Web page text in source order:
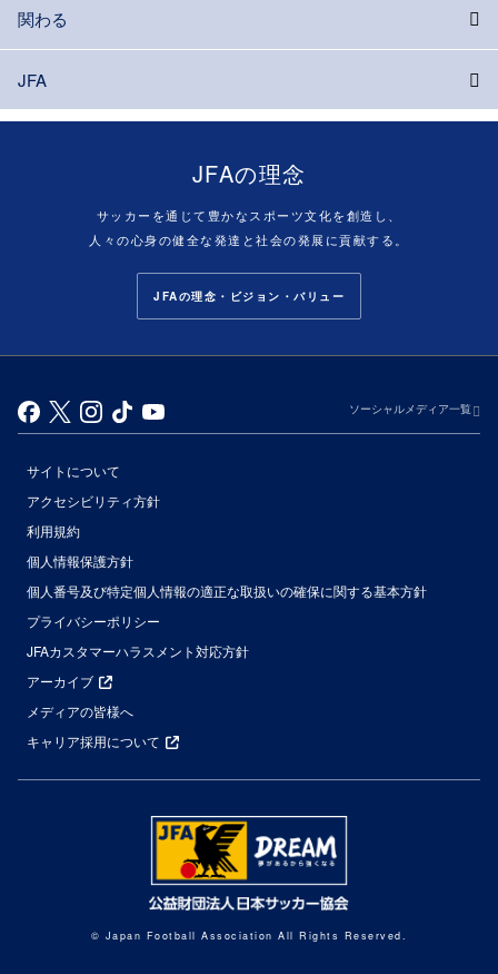
関わる
JFA
JFAの理念
サッカーを通じて豊かなスポーツ文化を創造し、
人々の心身の健全な発達と社会の発展に貢献する。
JFAの理念・ビジョン・バリュー
ソーシャルメディア一覧
サイトについて
アクセシビリティ方針
利用規約
個人情報保護方針
個人番号及び特定個人情報の適正な取扱いの確保に関する基本方針
プライバシーポリシー
JFAカスタマーハラスメント対応方針
アーカイブ
メディアの皆様へ
キャリア採用について
© Japan Football Association All Rights Reserved.